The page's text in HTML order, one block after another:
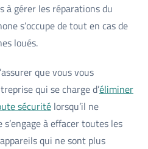
à gérer les réparations du
s’occupe de tout en cas de
loués.
que vous vous
qui se charge d’éliminer
sécurité lorsqu’il ne
à effacer toutes les
qui ne sont plus